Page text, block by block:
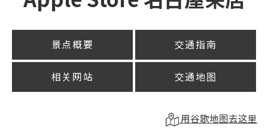
景点概要 交通指南
相关网站 交通地图
用谷歌地图去这里